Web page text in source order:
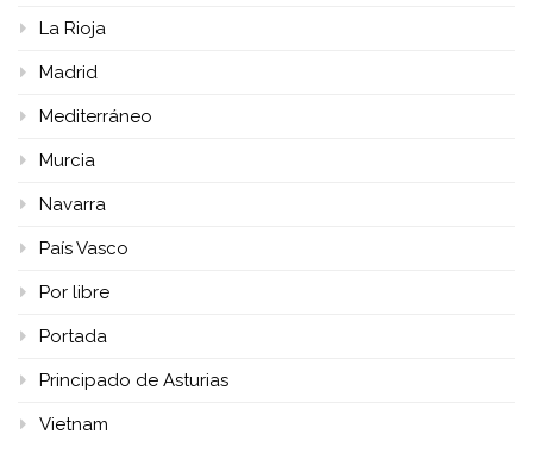
La Rioja
Madrid
Mediterráneo
Murcia
Navarra
País Vasco
Por libre
Portada
Principado de Asturias
Vietnam